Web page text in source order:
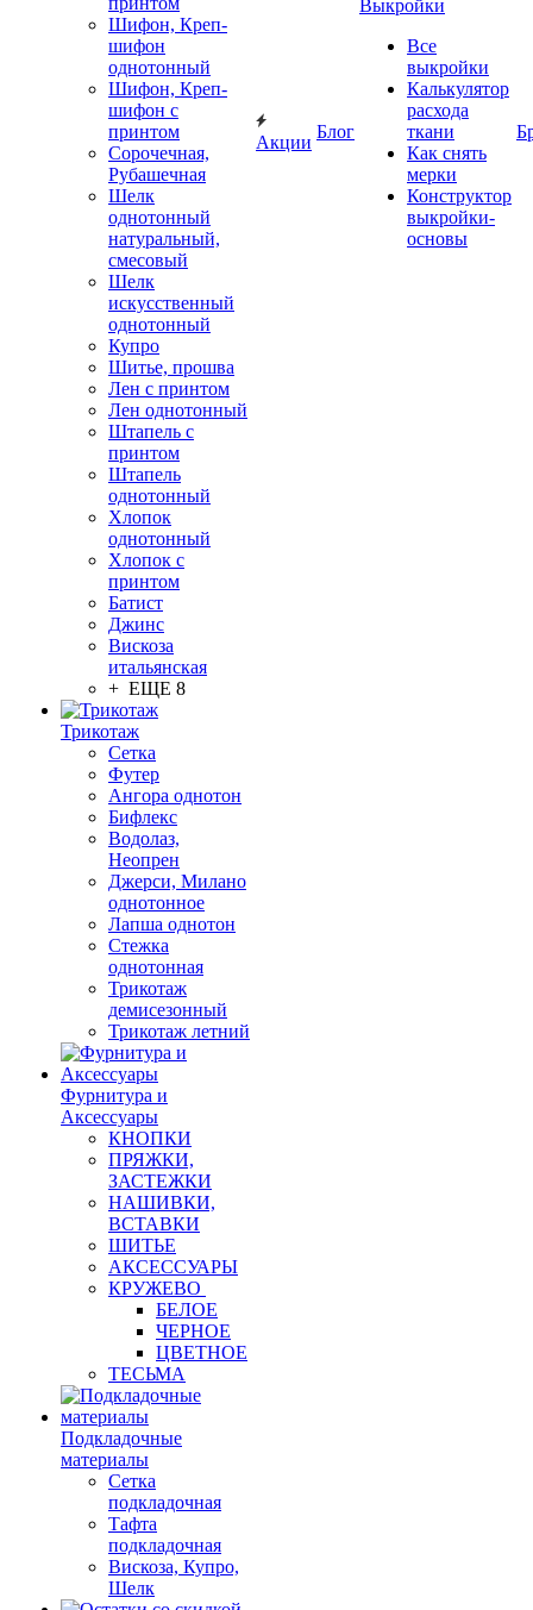
Шифон, Креп-
шифон
однотонный
Шифон, Креп-
шифон с
принтом
Сорочечная,
Рубашечная
Шелк
однотонный
натуральный,
смесовый
Шелк
искусственный
однотонный
Купро
Шитье, прошва
Лен с принтом
Лен однотонный
Штапель с
принтом
Штапель
однотонный
Хлопок
однотонный
Хлопок с
принтом
Батист
Джинс
Вискоза
итальянская
+ ЕЩЕ 8
Трикотаж
Сетка
Футер
Ангора однотон
Бифлекс
Водолаз,
Неопрен
Джерси, Милано
однотонное
Лапша однотон
Стежка
однотонная
Трикотаж
демисезонный
Трикотаж летний
Фурнитура и
Аксессуары
КНОПКИ
ПРЯЖКИ,
ЗАСТЕЖКИ
НАШИВКИ,
ВСТАВКИ
ШИТЬЕ
АКСЕССУАРЫ
КРУЖЕВО
БЕЛОЕ
ЧЕРНОЕ
ЦВЕТНОЕ
ТЕСЬМА
Подкладочные
материалы
Сетка
подкладочная
Тафта
подкладочная
Вискоза, Купро,
Шелк
Акции
Блог
Выкройки
Все
выкройки
Калькулятор
расхода
ткани
Как снять
мерки
Конструктор
выкройки-
основы